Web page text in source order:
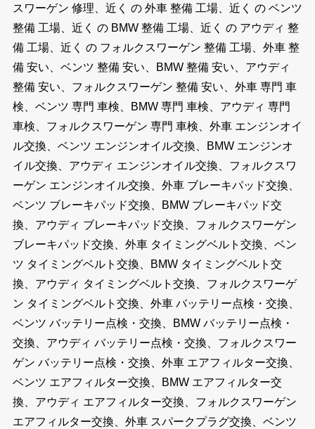
スワーゲン 修理、近く の 外車 整備 工場、近く の ベンツ
整備 工場、近く の BMW 整備 工場、近く の アウディ 整
備 工場、近く の フォルクスワーゲン 整備 工場、外車 整
備 安い、ベンツ 整備 安い、BMW 整備 安い、アウディ
整備 安い、フォルクスワーゲン 整備 安い、外車 専門 車
検、ベンツ 専門 車検、BMW 専門 車検、アウディ 専門
車検、フォルクスワーゲン 専門 車検、外車 エンジンオイ
ル交換、ベンツ エンジンオイル交換、BMW エンジンオ
イル交換、アウディ エンジンオイル交換、フォルクスワ
ーゲン エンジンオイル交換、外車 ブレーキパッド交換、
ベンツ ブレーキパッド交換、BMW ブレーキパッド交
換、アウディ ブレーキパッド交換、フォルクスワーゲン
ブレーキパッド交換、外車 タイミングベルト交換、ベン
ツ タイミングベルト交換、BMW タイミングベルト交
換、アウディ タイミングベルト交換、フォルクスワーゲ
ン タイミングベルト交換、外車 バッテリー点検・交換、
ベンツ バッテリー点検・交換、BMW バッテリー点検・
交換、アウディ バッテリー点検・交換、フォルクスワー
ゲン バッテリー点検・交換、外車 エアフィルター交換、
ベンツ エアフィルター交換、BMW エアフィルター交
換、アウディ エアフィルター交換、フォルクスワーゲン
エアフィルター交換、外車 スパークプラグ交換、ベンツ